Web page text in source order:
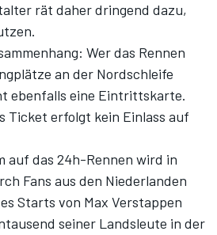
rät daher dringend dazu,
Wer das Rennen
an der Nordschleife
ebenfalls eine Eintrittskarte.
Ticket erfolgt kein Einlass auf
auf das 24h-Rennen wird in
Fans aus den Niederlanden
Starts von Max Verstappen
seiner Landsleute in der